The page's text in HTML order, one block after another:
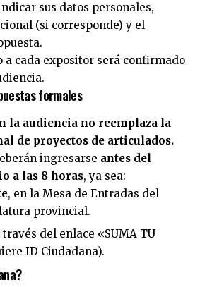
sus datos personales,
(si corresponde) y el
a cada expositor será confirmado
formales
la audiencia no reemplaza la
de proyectos de articulados.
ingresarse antes del
a las 8 horas, ya sea:
, en la Mesa de Entradas del
provincial.
través del enlace «SUMA TU
ID Ciudadana).